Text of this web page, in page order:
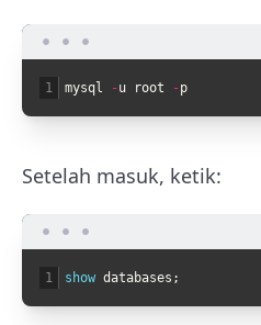
1 mysql -u root -p
Setelah masuk, ketik:
1 show databases ;